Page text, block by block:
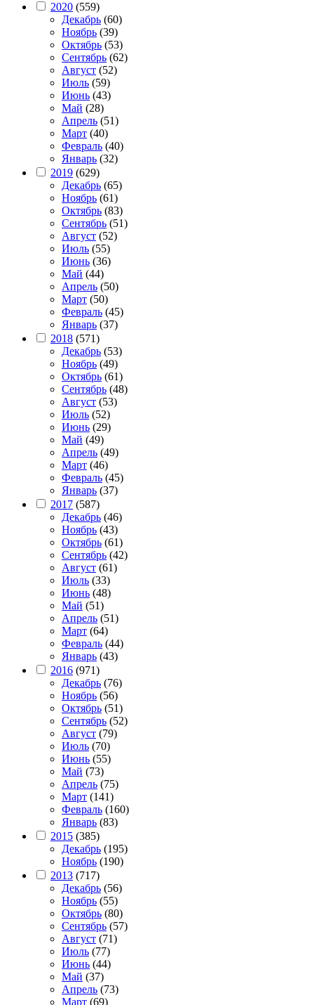
2020 (559)
Декабрь (60)
Ноябрь (39)
Октябрь (53)
Сентябрь (62)
Август (52)
Июль (59)
Июнь (43)
Май (28)
Апрель (51)
Март (40)
Февраль (40)
Январь (32)
2019 (629)
Декабрь (65)
Ноябрь (61)
Октябрь (83)
Сентябрь (51)
Август (52)
Июль (55)
Июнь (36)
Май (44)
Апрель (50)
Март (50)
Февраль (45)
Январь (37)
2018 (571)
Декабрь (53)
Ноябрь (49)
Октябрь (61)
Сентябрь (48)
Август (53)
Июль (52)
Июнь (29)
Май (49)
Апрель (49)
Март (46)
Февраль (45)
Январь (37)
2017 (587)
Декабрь (46)
Ноябрь (43)
Октябрь (61)
Сентябрь (42)
Август (61)
Июль (33)
Июнь (48)
Май (51)
Апрель (51)
Март (64)
Февраль (44)
Январь (43)
2016 (971)
Декабрь (76)
Ноябрь (56)
Октябрь (51)
Сентябрь (52)
Август (79)
Июль (70)
Июнь (55)
Май (73)
Апрель (75)
Март (141)
Февраль (160)
Январь (83)
2015 (385)
Декабрь (195)
Ноябрь (190)
2013 (717)
Декабрь (56)
Ноябрь (55)
Октябрь (80)
Сентябрь (57)
Август (71)
Июль (77)
Июнь (44)
Май (37)
Апрель (73)
Март (69)